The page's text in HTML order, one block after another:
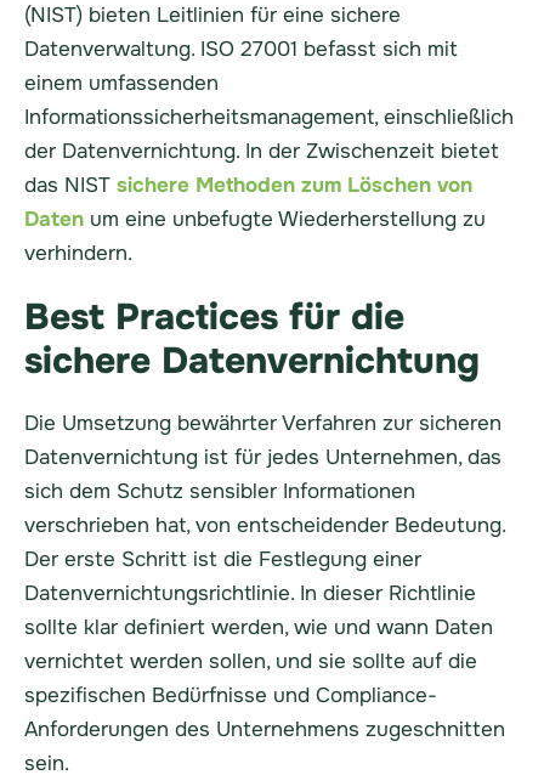
(NIST) bieten Leitlinien für eine sichere
Datenverwaltung. ISO 27001 befasst sich mit
einem umfassenden
Informationssicherheitsmanagement, einschließlich
der Datenvernichtung. In der Zwischenzeit bietet
das NIST sichere Methoden zum Löschen von
Daten um eine unbefugte Wiederherstellung zu
verhindern.
Best Practices für die
sichere Datenvernichtung
Die Umsetzung bewährter Verfahren zur sicheren
Datenvernichtung ist für jedes Unternehmen, das
sich dem Schutz sensibler Informationen
verschrieben hat, von entscheidender Bedeutung.
Der erste Schritt ist die Festlegung einer
Datenvernichtungsrichtlinie. In dieser Richtlinie
sollte klar definiert werden, wie und wann Daten
vernichtet werden sollen, und sie sollte auf die
spezifischen Bedürfnisse und Compliance-
Anforderungen des Unternehmens zugeschnitten
sein.